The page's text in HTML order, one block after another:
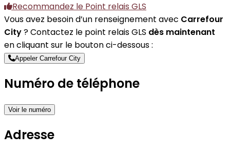
Recommandez le Point relais GLS
Vous avez besoin d’un renseignement avec Carrefour
City? Contactez le point relais GLS dès maintenant
en cliquant sur le bouton ci-dessous :
Appeler Carrefour City
Numéro de téléphone
Voir le numéro
Adresse